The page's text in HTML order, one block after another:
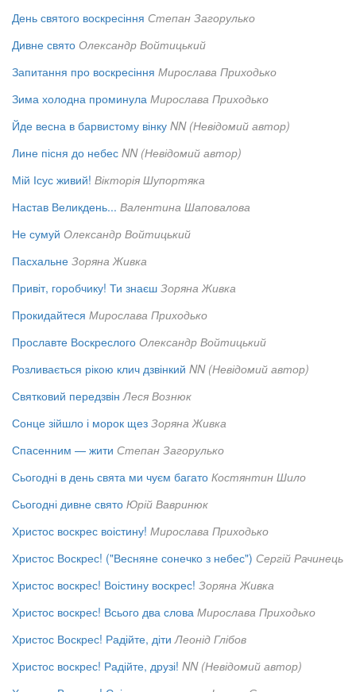
День святого воскресіння Степан Загорулько
Дивне свято Олександр Войтицький
Запитання про воскресіння Мирослава Приходько
Зима холодна проминула Мирослава Приходько
Йде весна в барвистому вінку NN (Невідомий автор)
Лине пісня до небес NN (Невідомий автор)
Мій Ісус живий! Вікторія Шупортяка
Настав Великдень... Валентина Шаповалова
Не сумуй Олександр Войтицький
Пасхальне Зоряна Живка
Привіт, горобчику! Ти знаєш Зоряна Живка
Прокидайтеся Мирослава Приходько
Прославте Воскреслого Олександр Войтицький
Розливається рікою клич дзвінкий NN (Невідомий автор)
Святковий передзвін Леся Вознюк
Сонце зійшло і морок щез Зоряна Живка
Спасенним — жити Степан Загорулько
Сьогодні в день свята ми чуєм багато Костянтин Шило
Сьогодні дивне свято Юрій Вавринюк
Христос воскрес воістину! Мирослава Приходько
Христос Воскрес! ("Весняне сонечко з небес") Сергій Рачинець
Христос воскрес! Воістину воскрес! Зоряна Живка
Христос воскрес! Всього два слова Мирослава Приходько
Христос Воскрес! Радійте, діти Леонід Глібов
Христос воскрес! Радійте, друзі! NN (Невідомий автор)